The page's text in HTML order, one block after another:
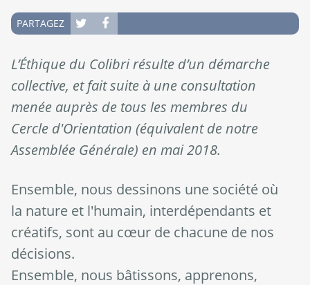
PARTAGEZ
L’Éthique du Colibri résulte d’un démarche
collective, et fait suite à une consultation
menée auprès de tous les membres du
Cercle d'Orientation (équivalent de notre
Assemblée Générale) en mai 2018.
Ensemble, nous dessinons une société où
la nature et l'humain, interdépendants et
créatifs, sont au cœur de chacune de nos
décisions.
Ensemble, nous bâtissons, apprenons,